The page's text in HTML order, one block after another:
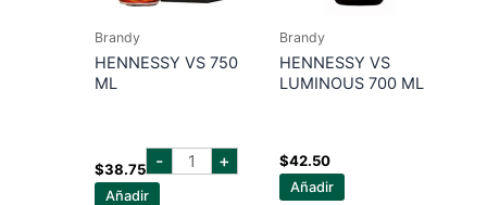
Brandy
HENNESSY VS 750
ML
$38.75 - hennessy
vs +
Añadir
Brandy
HENNESSY VS
LUMINOUS 700 ML
$42.50
Añadir